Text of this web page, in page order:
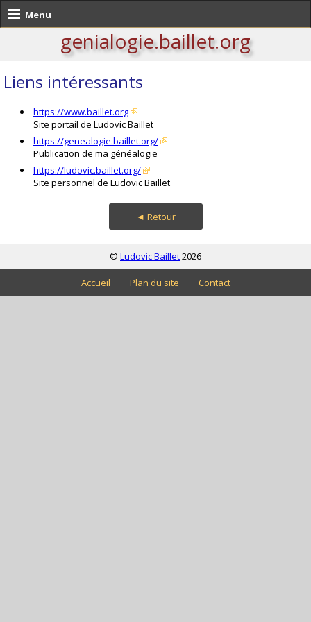
Menu
genialogie.baillet.org
Liens intéressants
https://www.baillet.org
Site portail de Ludovic Baillet
https://genealogie.baillet.org/
Publication de ma généalogie
https://ludovic.baillet.org/
Site personnel de Ludovic Baillet
◄ Retour
© Ludovic Baillet2026
Accueil Plan du site Contact